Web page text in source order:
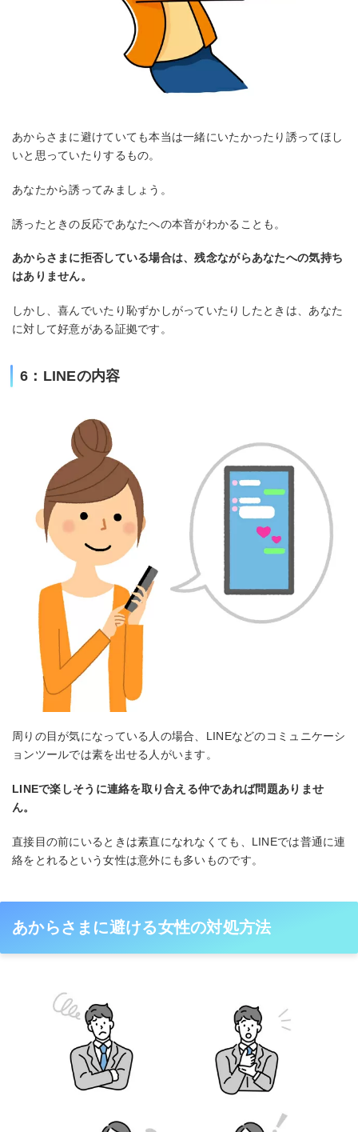
あからさまに避けていても本当は一緒にいたかったり誘ってほし
いと思っていたりするもの。
あなたから誘ってみましょう。
誘ったときの反応であなたへの本音がわかることも。
あからさまに拒否している場合は、残念ながらあなたへの気持ち
はありません。
しかし、喜んでいたり恥ずかしがっていたりしたときは、あなた
に対して好意がある証拠です。
6：LINEの内容
周りの目が気になっている人の場合、LINEなどのコミュニケーシ
ョンツールでは素を出せる人がいます。
LINEで楽しそうに連絡を取り合える仲であれば問題ありませ
ん。
直接目の前にいるときは素直になれなくても、LINEでは普通に連
絡をとれるという女性は意外にも多いものです。
あからさまに避ける女性の対処方法